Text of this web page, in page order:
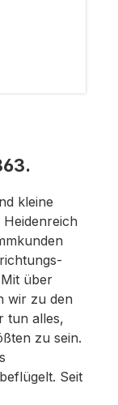
kleine
über
wir zu den
tun alles,
zu sein.
Seit